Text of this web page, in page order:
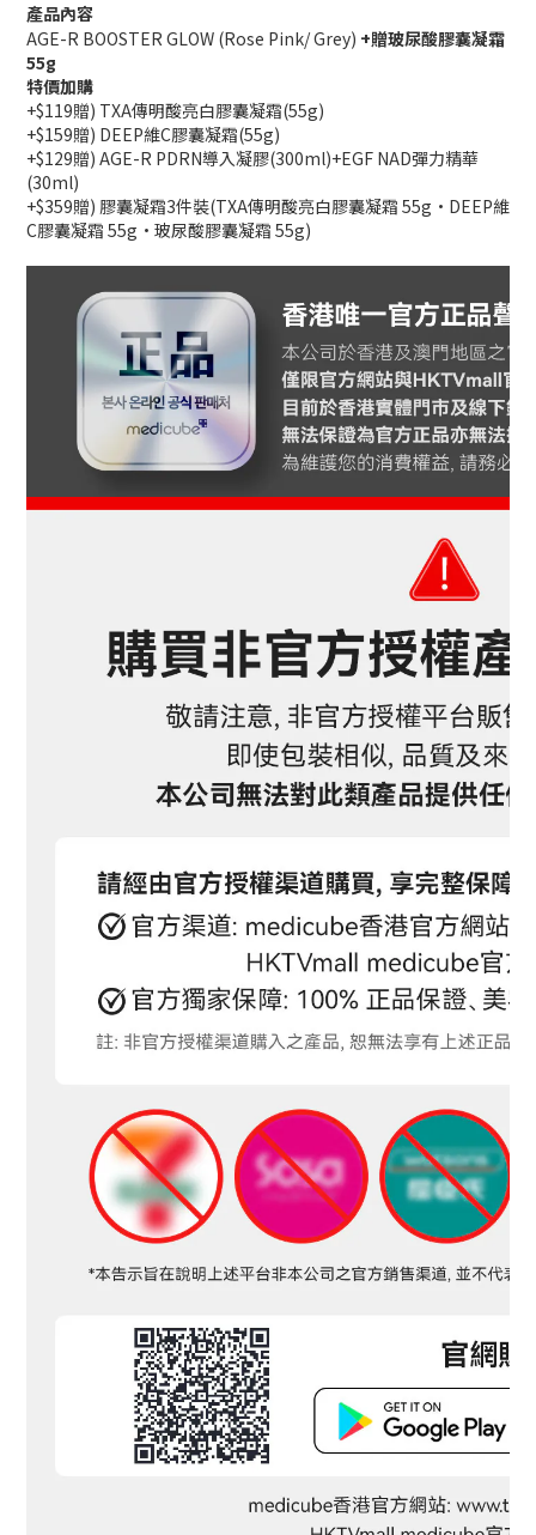
產品內容
AGE-R BOOSTER GLOW (Rose Pink/ Grey) +贈玻尿酸膠囊凝霜
55g
特價加購
+$119贈) TXA傳明酸亮白膠囊凝霜(55g)
+$159贈) DEEP維C膠囊凝霜(55g)
+$129贈) AGE-R PDRN導入凝膠(300ml)+EGF NAD彈力精華
(30ml)
+$359贈) 膠囊凝霜3件裝(TXA傳明酸亮白膠囊凝霜 55g · DEEP維
C膠囊凝霜 55g ·玻尿酸膠囊凝霜 55g)